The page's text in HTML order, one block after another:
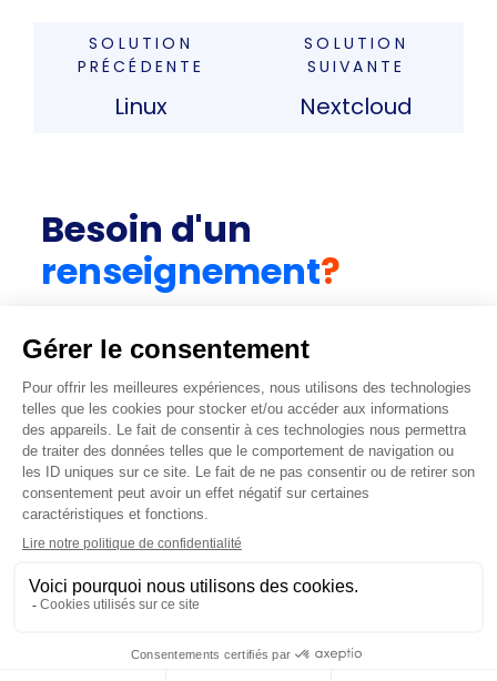
SOLUTION
PRÉCÉDENTE
Linux
SOLUTION
SUIVANTE
Nextcloud
Besoin d'un
renseignement?
CONTACTEZ-NOUS
Vous avez un projet ? Renseigner les
informations dont vous disposez et obtenez un
diagnostic.
Obtenir un diagnostic
+